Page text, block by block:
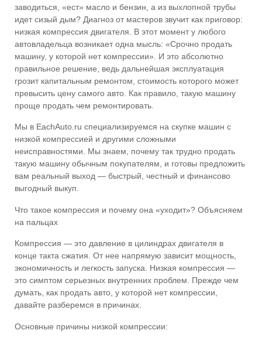
заводиться, «ест» масло и бензин, а из выхлопной трубы
идет сизый дым? Диагноз от мастеров звучит как приговор:
низкая компрессия двигателя. В этот момент у любого
автовладельца возникает одна мысль: «Срочно продать
машину, у которой нет компрессии». И это абсолютно
правильное решение, ведь дальнейшая эксплуатация
грозит капитальным ремонтом, стоимость которого может
превысить цену самого авто. Как правило, такую машину
проще продать чем ремонтировать.
Мы в EachAuto.ru специализируемся на скупке машин с
низкой компрессией и другими сложными
неисправностями. Мы знаем, почему так трудно продать
такую машину обычным покупателям, и готовы предложить
вам реальный выход — быстрый, честный и финансово
выгодный выкуп.
Что такое компрессия и почему она «уходит»? Объясняем
на пальцах
Компрессия — это давление в цилиндрах двигателя в
конце такта сжатия. От нее напрямую зависит мощность,
экономичность и легкость запуска. Низкая компрессия —
это симптом серьезных внутренних проблем. Прежде чем
думать, как продать авто, у которой нет компрессии,
давайте разберемся в причинах.
Основные причины низкой компрессии: